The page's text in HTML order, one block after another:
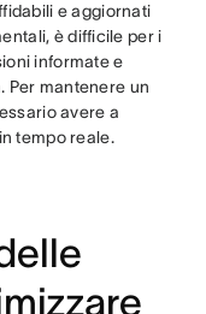
e aggiornati
è difficile per i
informate e
Per mantenere un
avere a
tempo reale.